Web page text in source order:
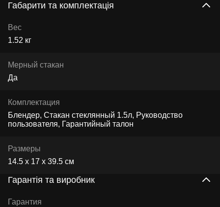
Габарити та комплектація
Вес
1.52 кг
Мерный стакан
Да
Комплектация
Блендер, Стакан стеклянный 1.5л, Руководство
пользователя, Гарантийный талон
Размеры
14.5 х 17 х 39.5 см
Гарантія та виробник
Гарантия